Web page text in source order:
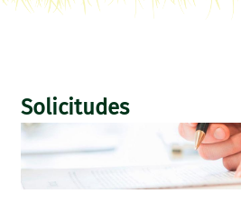
Solicitudes